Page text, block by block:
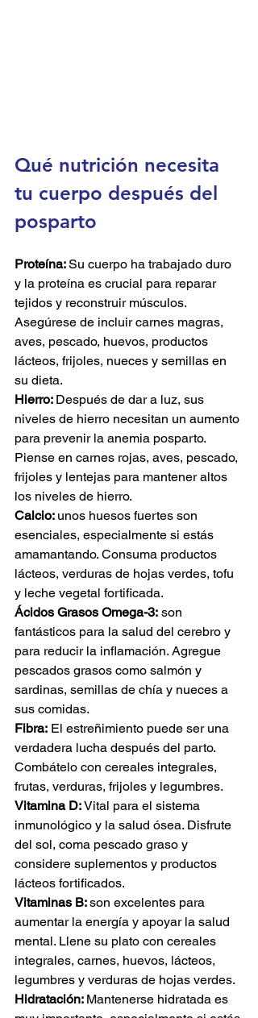
Qué nutrición necesita
tu cuerpo después del
posparto
Proteína: Su cuerpo ha trabajado duro
y la proteína es crucial para reparar
tejidos y reconstruir músculos.
Asegúrese de incluir carnes magras,
aves, pescado, huevos, productos
lácteos, frijoles, nueces y semillas en
su dieta.
Hierro: Después de dar a luz, sus
niveles de hierro necesitan un aumento
para prevenir la anemia posparto.
Piense en carnes rojas, aves, pescado,
frijoles y lentejas para mantener altos
los niveles de hierro.
Calcio: unos huesos fuertes son
esenciales, especialmente si estás
amamantando. Consuma productos
lácteos, verduras de hojas verdes, tofu
y leche vegetal fortificada.
Ácidos Grasos Omega-3: son
fantásticos para la salud del cerebro y
para reducir la inflamación. Agregue
pescados grasos como salmón y
sardinas, semillas de chía y nueces a
sus comidas.
Fibra: El estreñimiento puede ser una
verdadera lucha después del parto.
Combátelo con cereales integrales,
frutas, verduras, frijoles y legumbres.
Vitamina D: Vital para el sistema
inmunológico y la salud ósea. Disfrute
del sol, coma pescado graso y
considere suplementos y productos
lácteos fortificados.
Vitaminas B: son excelentes para
aumentar la energía y apoyar la salud
mental. Llene su plato con cereales
integrales, carnes, huevos, lácteos,
legumbres y verduras de hojas verdes.
Hidratación: Mantenerse hidratada es